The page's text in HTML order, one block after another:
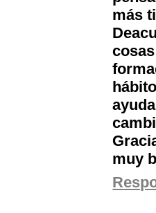
más
muy